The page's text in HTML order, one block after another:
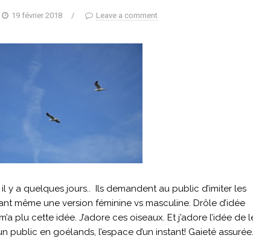
19 février 2018 / Leave a comment
y a quelques jours.. Ils demandent au public d’imiter les
même une version féminine vs masculine. Drôle d’idée
plu cette idée. J’adore ces oiseaux. Et j’adore l’idée de
public en goélands, l’espace d’un instant! Gaieté assurée.